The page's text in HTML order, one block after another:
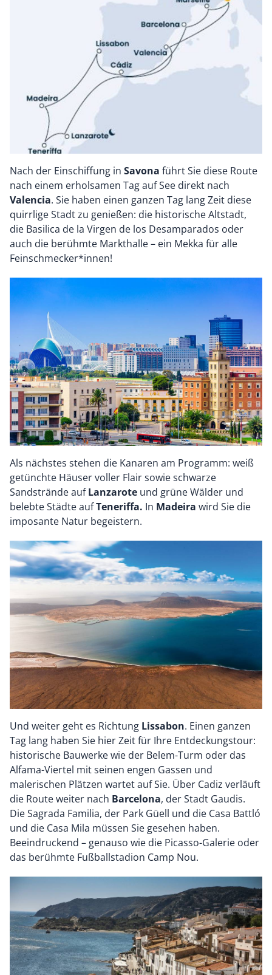
Nach der Einschiffung in Savona führt Sie diese Route
nach einem erholsamen Tag auf See direkt nach
Valencia. Sie haben einen ganzen Tag lang Zeit diese
quirrlige Stadt zu genießen: die historische Altstadt,
die Basilica de la Virgen de los Desamparados oder
auch die berühmte Markthalle – ein Mekka für alle
Feinschmecker*innen!
Als nächstes stehen die Kanaren am Programm: weiß
getünchte Häuser voller Flair sowie schwarze
Sandstrände aufLanzarote und grüne Wälder und
belebte Städte aufTeneriffa. In Madeira wird Sie die
imposante Natur begeistern.
Und weiter geht es Richtung Lissabon. Einen ganzen
Tag lang haben Sie hier Zeit für Ihre Entdeckungstour:
historische Bauwerke wie der Belem-Turm oder das
Alfama-Viertel mit seinen engen Gassen und
malerischen Plätzen wartet auf Sie. Über Cadiz verläuft
die Route weiter nach Barcelona, der Stadt Gaudis.
Die Sagrada Familia, der Park Güell und die Casa Battló
und die Casa Mila müssen Sie gesehen haben.
Beeindruckend – genauso wie die Picasso-Galerie oder
das berühmte Fußballstadion Camp Nou.